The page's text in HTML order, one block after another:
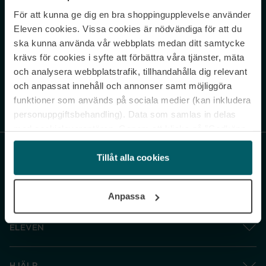
För att kunna ge dig en bra shoppingupplevelse använder
Eleven cookies. Vissa cookies är nödvändiga för att du
ska kunna använda vår webbplats medan ditt samtycke
krävs för cookies i syfte att förbättra våra tjänster, mäta
och analysera webbplatstrafik, tillhandahålla dig relevant
och anpassat innehåll och annonser samt möjliggöra
funktioner som används på sociala medier (kan inkludera
personuppgiftsbehandling). Data som samlas in delas
och gå vidare” accepterar du samtliga cookies medan du
under ”Inställningar” kan anpassa användningen av
cookies. Du kan återkalla ditt samtycke när som helst.
Tillåt alla cookies
Anpassa
Never miss a beat.
Sign up to our newsletter.
Genom att prenumerera accepterar du vår Integritetspolicy. Avprenumerera
ELEVEN